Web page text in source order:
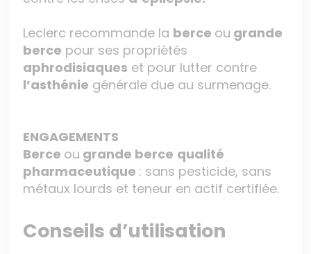
Leclerc recommande la berce ou grande
berce pour ses propriétés
aphrodisiaques et pour lutter contre
l’asthénie générale due au surmenage.
ENGAGEMENTS
Berce ou grande berce qualité
pharmaceutique : sans pesticide, sans
métaux lourds et teneur en actif certifiée.
Conseils d’utilisation